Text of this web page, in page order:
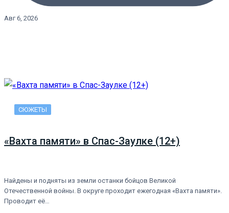
Авг 6, 2026
СЮЖЕТЫ
«Вахта памяти» в Спас-Заулке (12+)
Найдены и подняты из земли останки бойцов Великой
Отечественной войны. В округе проходит ежегодная «Вахта памяти».
Проводит её…